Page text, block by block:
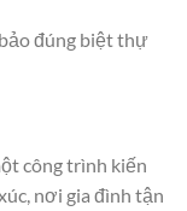
đúng biệt thự
công trình kiến
nơi gia đình tận